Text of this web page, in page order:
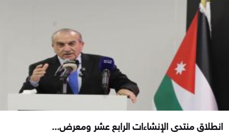
انطلاق منتدى الإنشاءات الرابع عشر ومعرض...